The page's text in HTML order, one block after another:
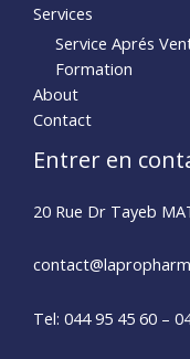
Services
Service Aprés
Formation
About
Contact
Entrer en
20 Rue Dr Tayeb
Tel: 044 95 45 60 –